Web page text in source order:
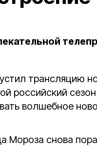
трансляцию
российский
волшебное
Мороза снова